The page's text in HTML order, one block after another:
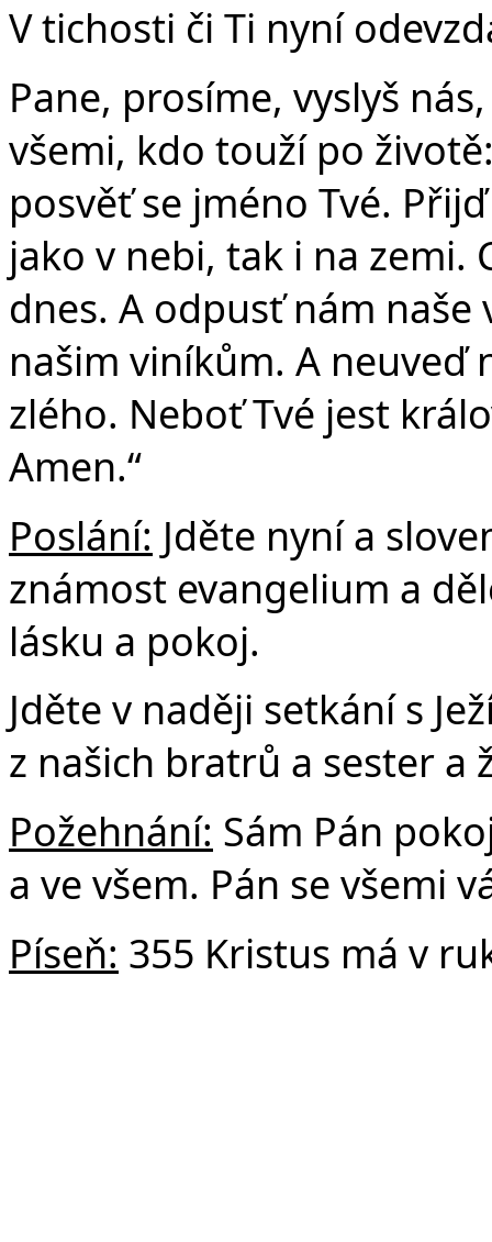
V tichosti či Ti nyní
Pane, prosíme, vyslyš
všemi, kdo touží po
posvěť se jméno Tvé.
jako v nebi, tak i na zemi.
dnes. A odpusť nám
našim viníkům. A neuveď
zlého. Neboť Tvé jest
Amen.“
Poslání: Jděte nyní a
známost evangelium a
lásku a pokoj.
Jděte v naději setkání s
z našich bratrů a sester a
Požehnání: Sám Pán
a ve všem. Pán se všemi
Píseň: 355 Kristus má v